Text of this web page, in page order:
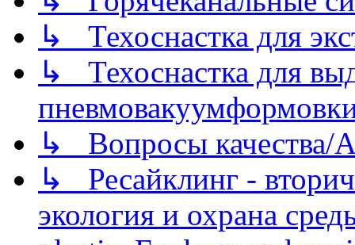
↳ Техоснастка для
↳ Техоснастка для
↳ Вопросы качества/
↳ Ресайклинг -
экология и охрана